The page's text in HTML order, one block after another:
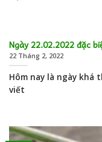
Ngày 22.02.2022 đặc
22 Tháng 2, 2022
Hôm nay là ngày khá
viết